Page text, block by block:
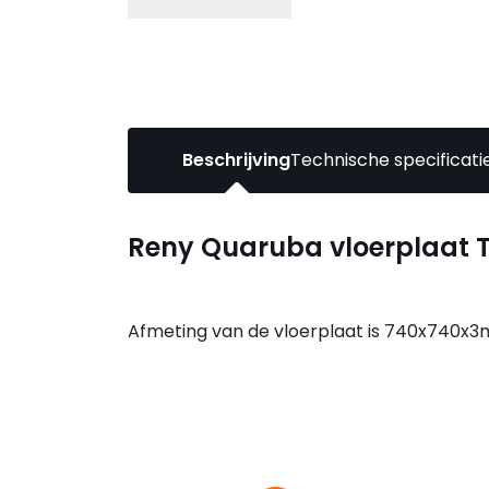
BeschrijvingTechnische
Reny Quaruba vloerplaat
Afmeting van de vloerplaat is